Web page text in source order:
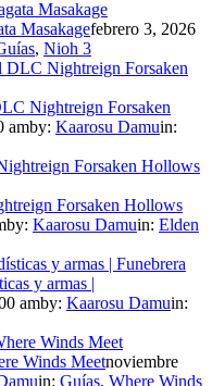
Masakagefebrero 3, 2026
, Nioh 3
Nightreign Forsaken
amby: Kaarosu Damuin:
Forsaken Hollows
by: Kaarosu Damuin: Elden
y armas |
amby: Kaarosu Damuin:
Winds Meetnoviembre
in: Guías, Where Winds